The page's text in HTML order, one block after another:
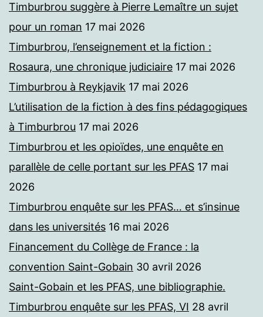
Timburbrou suggère à Pierre Lemaître un sujet
pour un roman 17 mai 2026
Timburbrou, l’enseignement et la fiction :
Rosaura, une chronique judiciaire 17 mai 2026
Timburbrou à Reykjavik 17 mai 2026
L’utilisation de la fiction à des fins pédagogiques
à Timburbrou 17 mai 2026
Timburbrou et les opioïdes, une enquête en
parallèle de celle portant sur les PFAS 17 mai
2026
Timburbrou enquête sur les PFAS… et s’insinue
dans les universités 16 mai 2026
Financement du Collège de France : la
convention Saint-Gobain 30 avril 2026
Saint-Gobain et les PFAS, une bibliographie.
Timburbrou enquête sur les PFAS, VI 28 avril